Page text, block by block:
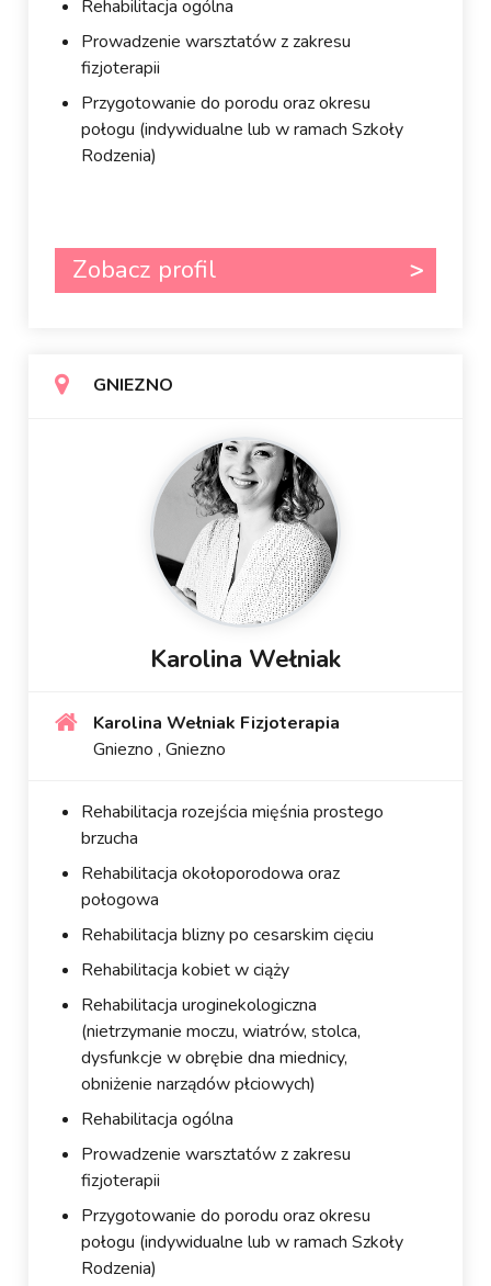
Rehabilitacja ogólna
Prowadzenie warsztatów z zakresu
fizjoterapii
Przygotowanie do porodu oraz okresu
połogu (indywidualne lub w ramach Szkoły
Rodzenia)
Zobacz profil
GNIEZNO
Karolina Wełniak
Karolina Wełniak Fizjoterapia
Gniezno , Gniezno
Rehabilitacja rozejścia mięśnia prostego
brzucha
Rehabilitacja okołoporodowa oraz
połogowa
Rehabilitacja blizny po cesarskim cięciu
Rehabilitacja kobiet w ciąży
Rehabilitacja uroginekologiczna
(nietrzymanie moczu, wiatrów, stolca,
dysfunkcje w obrębie dna miednicy,
obniżenie narządów płciowych)
Rehabilitacja ogólna
Prowadzenie warsztatów z zakresu
fizjoterapii
Przygotowanie do porodu oraz okresu
połogu (indywidualne lub w ramach Szkoły
Rodzenia)